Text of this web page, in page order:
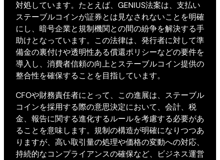
対処しています。たとえば、GENIUS法案は、支払い
ステーブルコインが証券とは見なされないことを明確
にし、暗号企業と規制機関との間の紛争を解決する手
助けとなっています。この法律は、発行者に対して準
備金の裏付けや透明性ある償還ポリシーなどの要件を
導入し、消費者信頼の向上とステーブルコイン提供の
整合性を確保することを目指しています。
CFOや財務責任者にとって、この進展は、ステーブル
コインを採用する際の意思決定において、会計、税
金、報告に関する進化するルールを考慮する必要があ
ることを意味します。規制の構造が明確になりつつあ
りますが、高い取引量の処理や価格の変動への対応、
持続的なコンプライアンスの確保など、ビジネス運営